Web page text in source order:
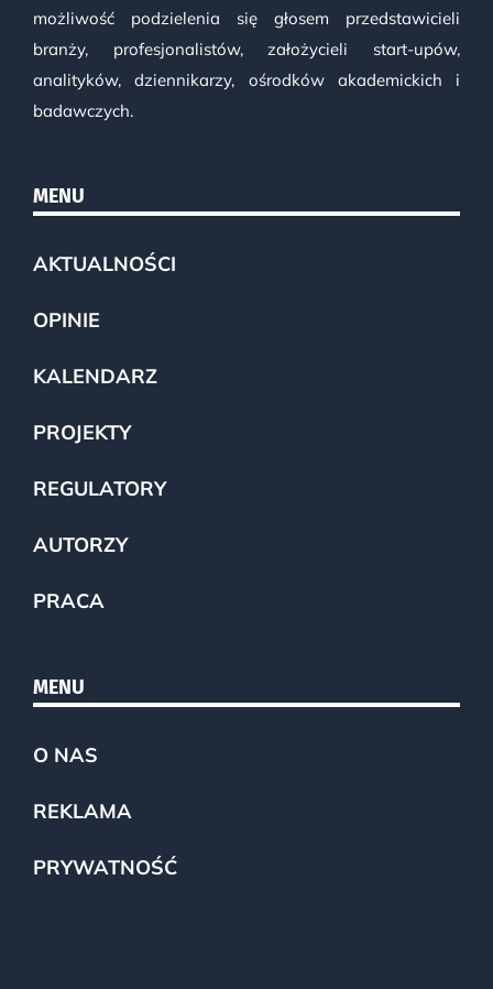
możliwość podzielenia się głosem przedstawicieli
branży, profesjonalistów, założycieli start-upów,
analityków, dziennikarzy, ośrodków akademickich i
badawczych.
MENU
AKTUALNOŚCI
OPINIE
KALENDARZ
PROJEKTY
REGULATORY
AUTORZY
PRACA
MENU
O NAS
REKLAMA
PRYWATNOŚĆ